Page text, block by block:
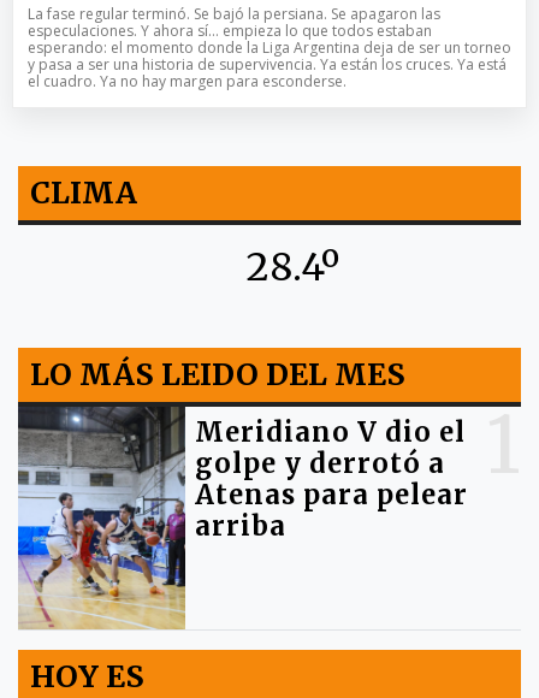
La fase regular terminó. Se bajó la persiana. Se apagaron las
especulaciones. Y ahora sí… empieza lo que todos estaban
esperando: el momento donde la Liga Argentina deja de ser un torneo
y pasa a ser una historia de supervivencia. Ya están los cruces. Ya está
el cuadro. Ya no hay margen para esconderse.
CLIMA
28.4º
LO MÁS LEIDO DEL MES
Meridiano V dio el
golpe y derrotó a
Atenas para pelear
arriba
HOY ES